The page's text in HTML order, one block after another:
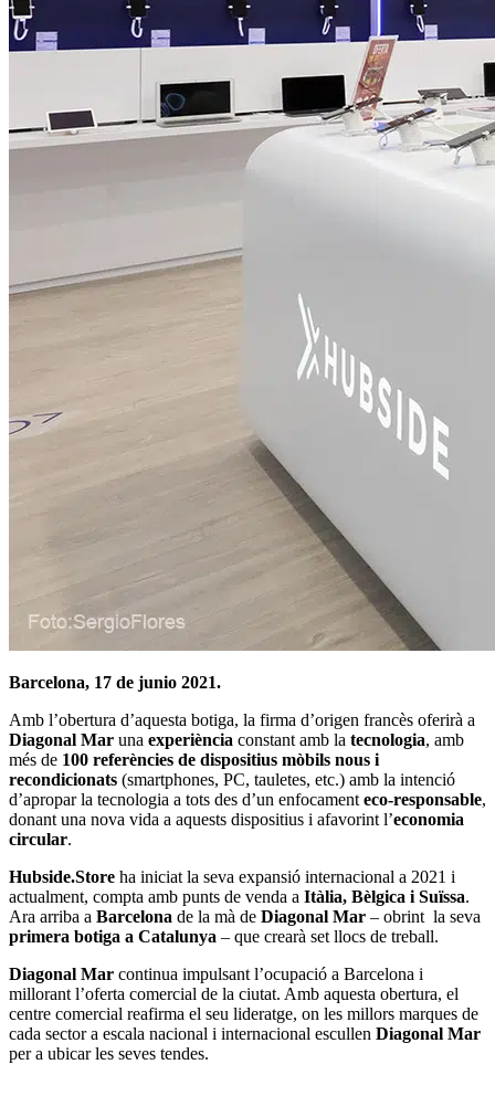
Barcelona, 17 de junio 2021.
Amb l’obertura d’aquesta botiga, la firma d’origen francès oferirà a
Diagonal Mar una experiència constant amb la tecnologia, amb
més de 100 referències de dispositius mòbils nous i
recondicionats (smartphones, PC, tauletes, etc.) amb la intenció
d’apropar la tecnologia a tots des d’un enfocament eco-responsable,
donant una nova vida a aquests dispositius i afavorint l’economia
circular.
Hubside.Store ha iniciat la seva expansió internacional a 2021 i
actualment, compta amb punts de venda a Itàlia, Bèlgica i Suïssa.
Ara arriba a Barcelona de la mà de Diagonal Mar – obrint la seva
primera botiga a Catalunya – que crearà set llocs de treball.
Diagonal Mar continua impulsant l’ocupació a Barcelona i
millorant l’oferta comercial de la ciutat. Amb aquesta obertura, el
centre comercial reafirma el seu lideratge, on les millors marques de
cada sector a escala nacional i internacional escullen Diagonal Mar
per a ubicar les seves tendes.